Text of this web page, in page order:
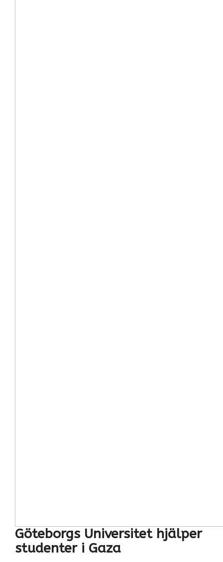
Göteborgs Universitet hjälper
studenter i Gaza